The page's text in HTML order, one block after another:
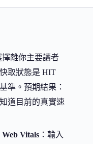
擇離你主要讀者
取狀態是 HIT
準。預期結果：
道目前的真實速
Web Vitals ：輸入